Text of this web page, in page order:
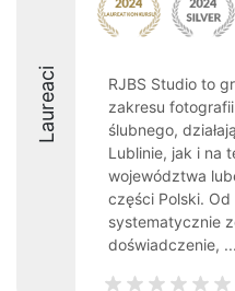
Laureaci
RJBS Studio to
zakresu
ślubnego,
Lublinie, jak i na
województwa
części Polski. Od
systematycznie
doświadczenie, ...